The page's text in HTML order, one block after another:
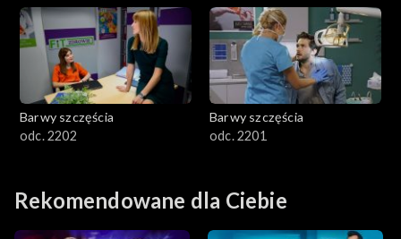
Barwy szczęścia
odc. 2202
Barwy szczęścia
odc. 2201
Rekomendowane dla Ciebie